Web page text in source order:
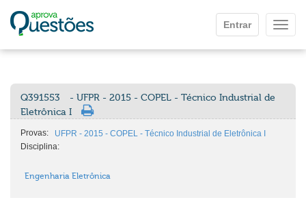
Entrar
Q391553
- UFPR - 2015 - COPEL - Técnico Industrial de
Eletrônica I
Provas:
UFPR - 2015 - COPEL - Técnico Industrial de Eletrônica I
Disciplina:
Engenharia Eletrônica